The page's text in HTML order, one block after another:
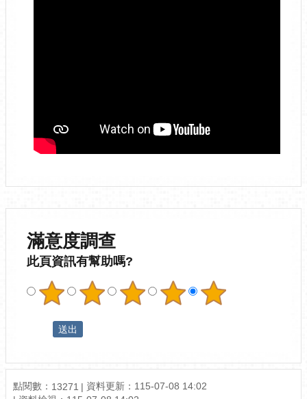
滿意度調查
此頁資訊有幫助嗎?
點閱數： 13271 資料更新： 115-07-08 14:02